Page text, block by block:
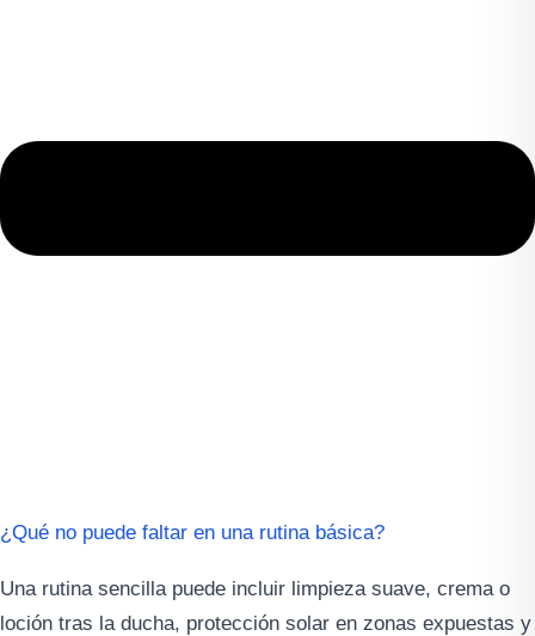
¿Qué no puede faltar en una rutina básica?
Una rutina sencilla puede incluir limpieza suave, crema o
loción tras la ducha, protección solar en zonas expuestas y